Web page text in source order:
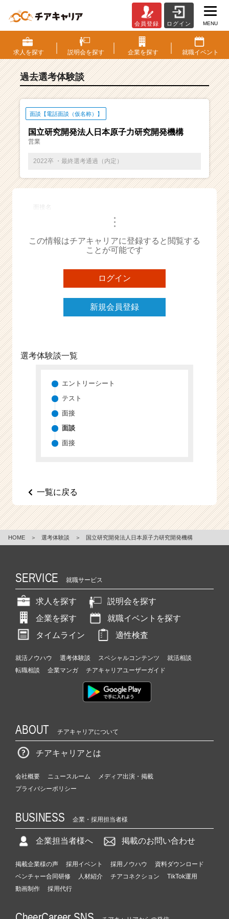
S・
選
考
験
覧
ベ
チ
ー・
成
ら
ス
ト
が
届
く
チ
e
e
会員登録 ログイン MENU
求人を探す 説明会を探す 企業を探す 就職イベント
過去選考体験談
面談【電話面談（仮名称）】
国立研究開発法人日本原子力研究開発機構
営業
2022卒 ・最終選考通過（内定）
面接名
・・・
この情報はチアキャリアに登録すると閲覧する
ことが可能です
ログイン
新規会員登録
選考体験談一覧
エントリーシート
テスト
面接
面談
面接
一覧に戻る
HOME ＞ 選考体験談 ＞ 国立研究開発法人日本原子力研究開発機構
SERVICE 就職サービス
求人を探す
説明会を探す
企業を探す
就職イベントを探す
タイムライン
適性検査
就活ノウハウ 選考体験談 スペシャルコンテンツ
就活相談
転職相談
企業マンガ チアキャリアユーザーガイド
ABOUT チアキャリアについて
チアキャリアとは
会社概要 ニュースルーム
メディア出演・掲載
プライバシーポリシー
BUSINESS 企業・採用担当者様
企業担当者様へ 掲載のお問い合わせ
掲載企業様の声 採用イベント 採用ノウハウ
資料ダウンロード
ベンチャー合同研修
人材紹介 チアコネクション
TikTok運用
動画制作
採用代行